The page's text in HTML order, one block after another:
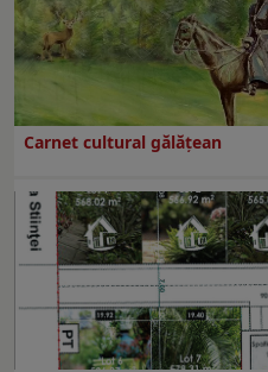
Carnet cultural gălăţean